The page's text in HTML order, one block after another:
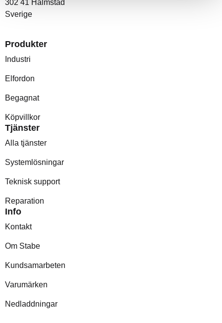
302 41 Halmstad
Sverige
Produkter
Industri
Elfordon
Begagnat
Köpvillkor
Tjänster
Alla tjänster
Systemlösningar
Teknisk support
Reparation
Info
Kontakt
Om Stabe
Kundsamarbeten
Varumärken
Nedladdningar